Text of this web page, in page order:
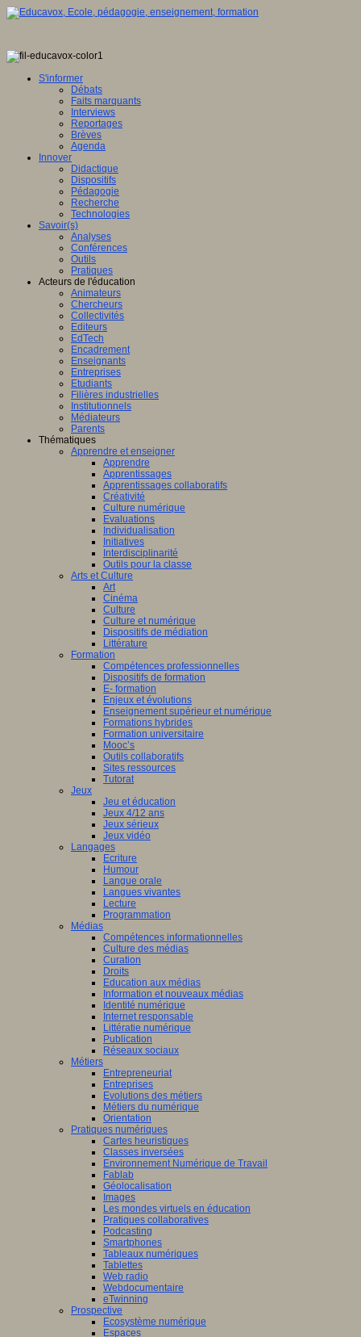
S'informer
Débats
Faits marquants
Interviews
Reportages
Brèves
Agenda
Innover
Didactique
Dispositifs
Pédagogie
Recherche
Technologies
Savoir(s)
Analyses
Conférences
Outils
Pratiques
Acteurs de l'éducation
Animateurs
Chercheurs
Collectivités
Editeurs
EdTech
Encadrement
Enseignants
Entreprises
Etudiants
Filières industrielles
Institutionnels
Médiateurs
Parents
Thématiques
Apprendre et enseigner
Apprendre
Apprentissages
Apprentissages collaboratifs
Créativité
Culture numérique
Evaluations
Individualisation
Initiatives
Interdisciplinarité
Outils pour la classe
Arts et Culture
Art
Cinéma
Culture
Culture et numérique
Dispositifs de médiation
Littérature
Formation
Compétences professionnelles
Dispositifs de formation
E- formation
Enjeux et évolutions
Enseignement supérieur et numérique
Formations hybrides
Formation universitaire
Mooc’s
Outils collaboratifs
Sites ressources
Tutorat
Jeux
Jeu et éducation
Jeux 4/12 ans
Jeux sérieux
Jeux vidéo
Langages
Ecriture
Humour
Langue orale
Langues vivantes
Lecture
Programmation
Médias
Compétences informationnelles
Culture des médias
Curation
Droits
Education aux médias
Information et nouveaux médias
Identité numérique
Internet responsable
Littératie numérique
Publication
Réseaux sociaux
Métiers
Entrepreneuriat
Entreprises
Evolutions des métiers
Métiers du numérique
Orientation
Pratiques numériques
Cartes heuristiques
Classes inversées
Environnement Numérique de Travail
Fablab
Géolocalisation
Images
Les mondes virtuels en éducation
Pratiques collaboratives
Podcasting
Smartphones
Tableaux numériques
Tablettes
Web radio
Webdocumentaire
eTwinning
Prospective
Ecosystème numérique
Espaces